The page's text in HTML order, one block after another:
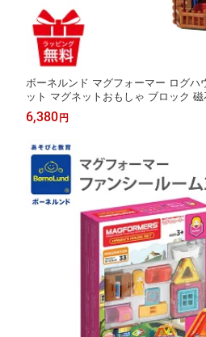
ボーネルンド マグフォーマー ログハ
ット マグネットおもしゃ ブロック
ギフト 贈り物 ボーネルンド日本正規
6,380 円